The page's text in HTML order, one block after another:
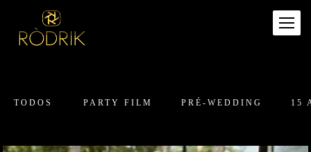
TODOS PARTY FILM PRÉ-WEDDING 15